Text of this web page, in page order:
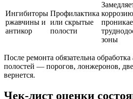
Ингибиторы
ржавчины и
антикор
Профилактика
или скрытые
полости
зоны
После ремонта обязательна
полостей — порогов, лонжеронов,
вернется.
Чек-лист оценки